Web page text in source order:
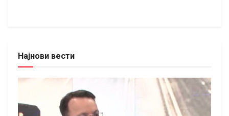
Најнови вести